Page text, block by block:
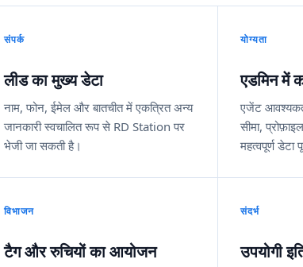
संपर्क
लीड का मुख्य डेटा
नाम, फोन, ईमेल और बातचीत में एकत्रित अन्य
जानकारी स्वचालित रूप से RD Station पर
भेजी जा सकती है।
योग्यता
एडमिन में
एजेंट
सीमा,
महत्वपूर्ण
विभाजन
टैग और रुचियों का आयोजन
संदर्भ
उपयोगी